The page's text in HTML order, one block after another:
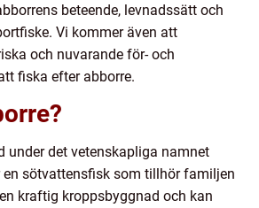
beteende, levnadssätt och
Vi kommer även att
och nuvarande för- och
fiska efter abborre.
under det vetenskapliga namnet
en sötvattensfisk som tillhör familjen
kraftig kroppsbyggnad och kan